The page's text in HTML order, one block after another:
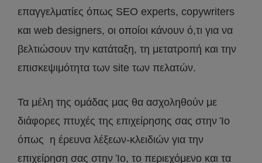
επαγγελματίες όπως SEO experts, copywriters
και web designers, οι οποίοι κάνουν ό,τι για να
βελτιώσουν την κατάταξη, τη μετατροπή και την
επισκεψιμότητα των site των πελατών.
Τα μέλη της ομάδας μας θα ασχοληθούν με
διάφορες πτυχές της επιχείρησης σας στην Ίο
όπως η έρευνα λέξεων-κλειδιών για την
επιχείρηση σας στην Ίο, το περιεχόμενο και τα